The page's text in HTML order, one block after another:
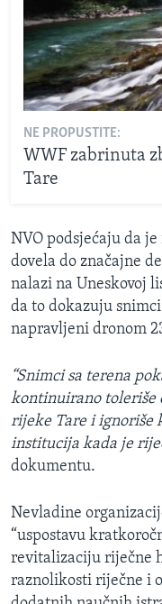
NE PROPUSTITE:
WWF zabrinuta
Tare
NVO podsjećaju da
dovela do značajne
nalazi na Uneskovoj
da to dokazuju
napravljeni dronom
“Snimci sa terena
kontinuirano toleriše
rijeke Tare i ignoriše
institucija kada je
dokumentu.
Nevladine
“uspostavu
revitalizaciju riječne
raznolikosti riječne i